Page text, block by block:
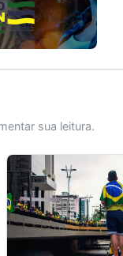
sua leitura.